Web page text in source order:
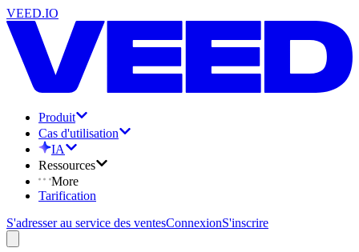
VEED.IO
Produit
Cas d'utilisation
IA
Ressources
More
Tarification
S'adresser au service des ventesConnexionS'inscrire